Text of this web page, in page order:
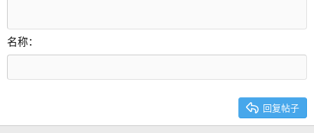
18
22
Tahoma
Times New Roman
标题 2
标题 3
名称
回复帖子